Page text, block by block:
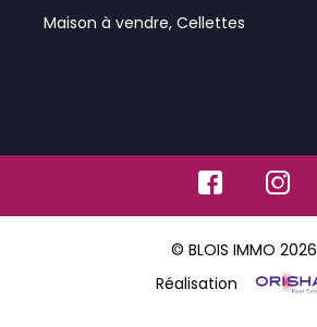
Maison à vendre, Cellettes
© BLOIS IMMO 2026
Réalisation